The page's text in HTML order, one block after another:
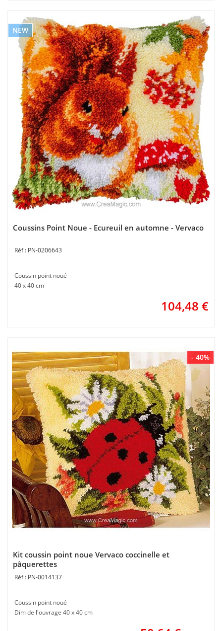
NEW
Coussins Point Noue - Ecureuil en automne - Vervaco
PN-0206643
Coussin point noué
40 x 40 cm
104,48 €
- 40%
Kit coussin point noue Vervaco coccinelle et
pâquerettes
PN-0014137
Coussin point noué
Dim de l'ouvrage 40 x 40 cm